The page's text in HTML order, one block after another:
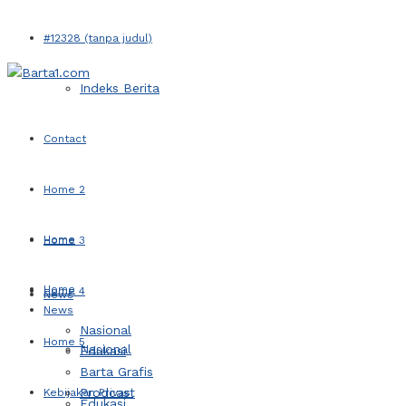
#12328 (tanpa judul)
Indeks Berita
Contact
Home 2
Home 3
Home 4
Home 5
Kebijakan Privasi
Home
News
Nasional
Home
News
Nasional
Edukasi
Barta Grafis
Prodcast